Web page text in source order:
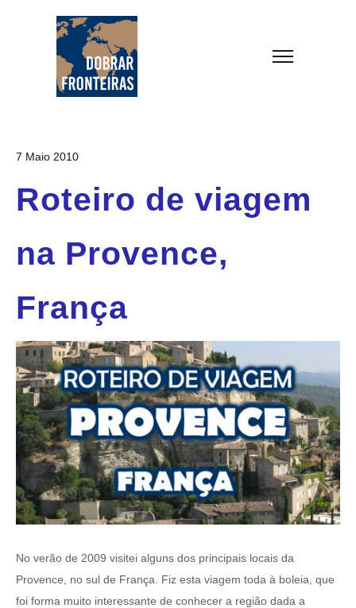
7 Maio 2010
Roteiro de viagem
na Provence,
França
No verão de 2009 visitei alguns dos principais locais da
Provence, no sul de França. Fiz esta viagem toda à boleia, que
foi forma muito interessante de conhecer a região dada a